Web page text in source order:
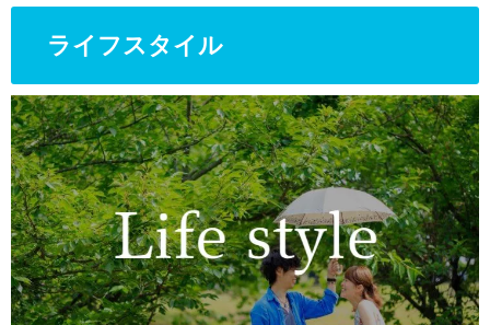
ライフスタイル